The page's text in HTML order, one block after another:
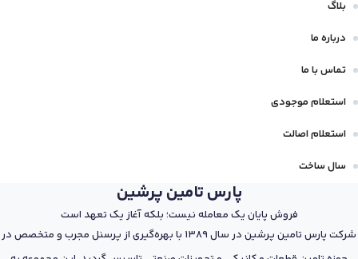
بلاگ
درباره ما
تماس با ما
استعلام موجودی
استعلام اصالت
سال ساخت
پارس تامین پرشین
فروش پایان یک معامله نیست؛ بلکه آغاز یک تعهد است
شرکت پارس تامین پرشین در سال 1389 با بهره‌گیری از پرسنل مجرب و متخصص در